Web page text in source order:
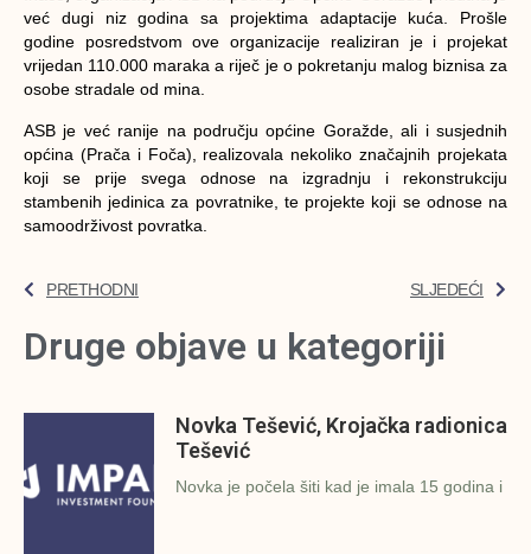
već dugi niz godina sa projektima adaptacije kuća. Prošle
godine posredstvom ove organizacije realiziran je i projekat
vrijedan 110.000 maraka a riječ je o pokretanju malog biznisa za
osobe stradale od mina.
ASB je već ranije na području općine Goražde, ali i susjednih
općina (Prača i Foča), realizovala nekoliko značajnih projekata
koji se prije svega odnose na izgradnju i rekonstrukciju
stambenih jedinica za povratnike, te projekte koji se odnose na
samoodrživost povratka.
PRETHODNI SLJEDEĆI
Druge objave u kategoriji
Novka Tešević, Krojačka radionica
Tešević
Novka je počela šiti kad je imala 15 godina i